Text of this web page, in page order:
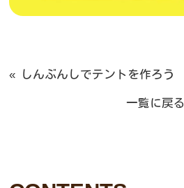
« しんぶんしでテントを作ろう
一覧に戻る